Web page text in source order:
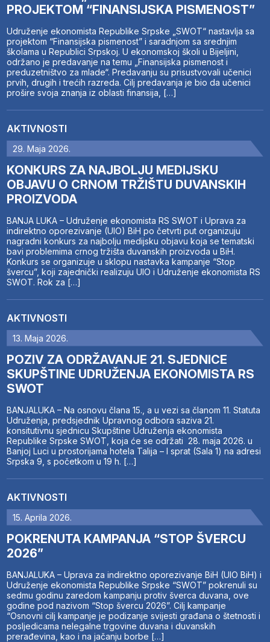
PROJEKTOM “FINANSIJSKA PISMENOST”
Udruženje ekonomista Republike Srpske „SWOT“ nastavlja sa
projektom “Finansijska pismenost” i saradnjom sa srednjim
školama u Republici Srpskoj. U ekonomskoj školi u Bijeljini,
održano je predavanje na temu „Finansijska pismenost i
preduzetništvo za mlade“. Predavanju su prisustvovali učenici
prvih, drugih i trećih razreda. Cilj predavanja je bio da učenici
prošire svoja znanja iz oblasti finansija, […]
AKTIVNOSTI
29. Maja 2026.
KONKURS ZA NAJBOLJU MEDIJSKU
OBJAVU O CRNOM TRŽIŠTU DUVANSKIH
PROIZVODA
BANJA LUKA – Udruženje ekonomista RS SWOT i Uprava za
indirektno oporezivanje (UIO) BiH po četvrti put organizuju
nagradni konkurs za najbolju medijsku objavu koja se tematski
bavi problemima crnog tržišta duvanskih proizvoda u BiH.
Konkurs se organizuje u sklopu nastavka kampanje “Stop
švercu”, koji zajednički realizuju UIO i Udruženje ekonomista RS
SWOT. Rok za […]
AKTIVNOSTI
13. Maja 2026.
POZIV ZA ODRŽAVANJE 21. SJEDNICE
SKUPŠTINE UDRUŽENJA EKONOMISTA RS
SWOT
BANJALUKA – Na osnovu člana 15., a u vezi sa članom 11. Statuta
Udruženja, predsjednik Upravnog odbora saziva 21.
konsitutivnu sjednicu Skupštine Udruženja ekonomista
Republike Srpske SWOT, koja će se održati 28. maja 2026. u
Banjoj Luci u prostorijama hotela Talija – I sprat (Sala 1) na adresi
Srpska 9, s početkom u 19 h. […]
AKTIVNOSTI
15. Aprila 2026.
POKRENUTA KAMPANJA “STOP ŠVERCU
2026”
BANJALUKA – Uprava za indirektno oporezivanje BiH (UIO BiH) i
Udruženje ekonomista Republike Srpske “SWOT” pokrenuli su
sedmu godinu zaredom kampanju protiv šverca duvana, ove
godine pod nazivom “Stop švercu 2026”. Cilj kampanje
“Osnovni cilj kampanje je podizanje svijesti građana o štetnosti i
posljedicama nelegalne trgovine duvana i duvanskih
prerađevina, kao i na jačanju borbe […]